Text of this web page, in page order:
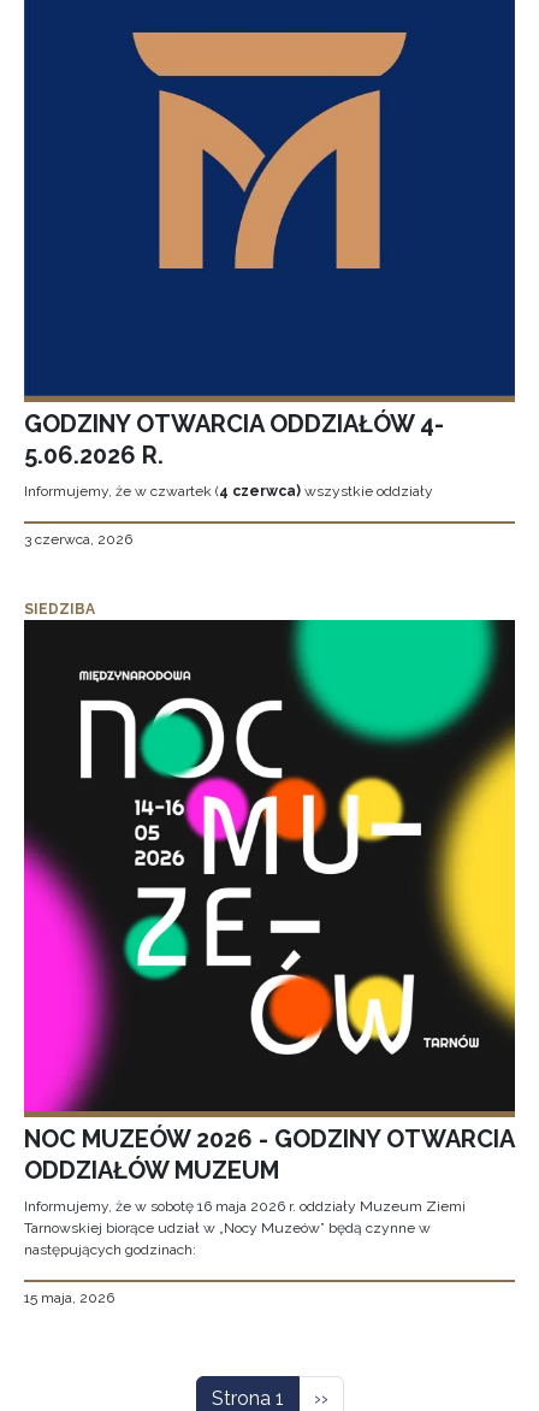
GODZINY OTWARCIA ODDZIAŁÓW 4-
5.06.2026 R.
Informujemy, że w czwartek (4 czerwca) wszystkie oddziały
3 czerwca, 2026
SIEDZIBA
NOC MUZEÓW 2026 - GODZINY OTWARCIA
ODDZIAŁÓW MUZEUM
Informujemy, że w sobotę 16 maja 2026 r. oddziały Muzeum Ziemi
Tarnowskiej biorące udział w „Nocy Muzeów” będą czynne w
następujących godzinach:
15 maja, 2026
Strona 1 Następna strona
››